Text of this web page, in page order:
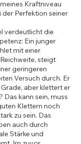
Kraftniveau
der Perfektion seiner
verdeutlicht die
Ein junger
mit einer
steigt
geringeren
Versuch durch. Er
aber klettert er
Das kann sein, muss
Klettern noch
zu sein. Das
auch durch
Stärke und